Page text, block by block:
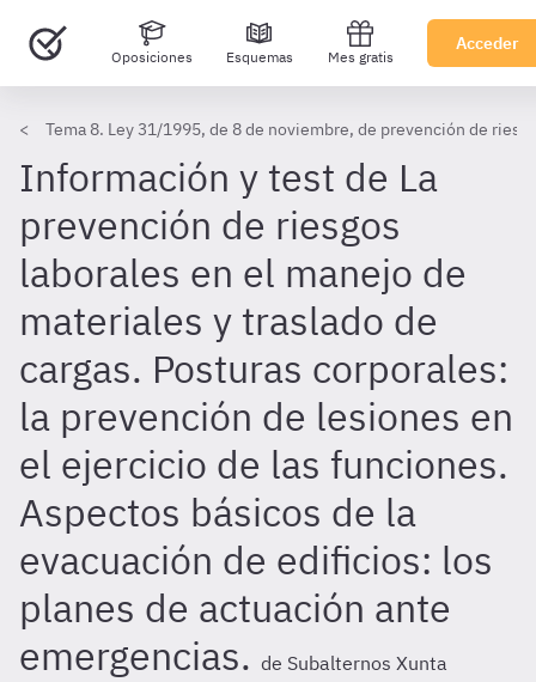
Oposiciones Esquemas Mes gratis
Acceder
Tema 8. Ley 31/1995, de 8 de noviembre, de prevención de
Información y test de La
prevención de riesgos
laborales en el manejo de
materiales y traslado de
cargas. Posturas corporales:
la prevención de lesiones en
el ejercicio de las funciones.
Aspectos básicos de la
evacuación de edificios: los
planes de actuación ante
emergencias. de Subalternos Xunta